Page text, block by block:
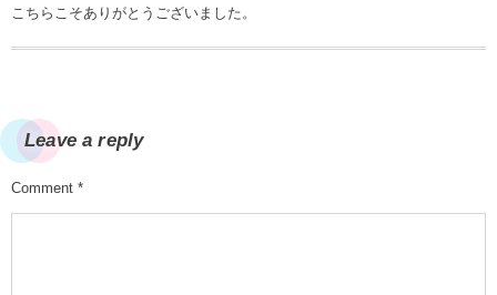
こちらこそありがとうございました。
Leave a reply
Comment *